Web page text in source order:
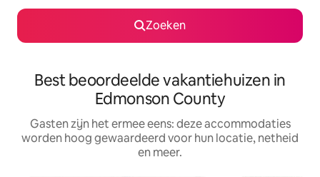
Zoeken
Best beoordeelde vakantiehuizen in
Edmonson County
Gasten zijn het ermee eens: deze accommodaties
worden hoog gewaardeerd voor hun locatie, netheid
en meer.